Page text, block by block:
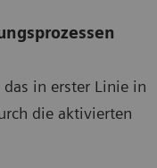
in erster Linie in
die aktivierten